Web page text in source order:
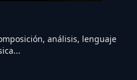
análisis, lenguaje